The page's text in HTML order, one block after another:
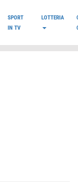
SPORT
IN TV
LOTTERIA